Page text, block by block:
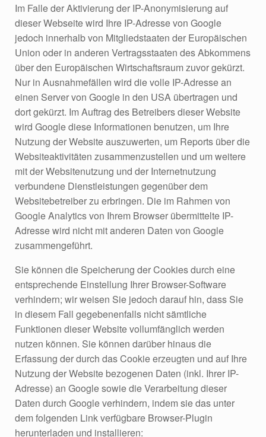
Im Falle der Aktivierung der IP-Anonymisierung auf
dieser Webseite wird Ihre IP-Adresse von Google
jedoch innerhalb von Mitgliedstaaten der Europäischen
Union oder in anderen Vertragsstaaten des Abkommens
über den Europäischen Wirtschaftsraum zuvor gekürzt.
Nur in Ausnahmefällen wird die volle IP-Adresse an
einen Server von Google in den USA übertragen und
dort gekürzt. Im Auftrag des Betreibers dieser Website
wird Google diese Informationen benutzen, um Ihre
Nutzung der Website auszuwerten, um Reports über die
Websiteaktivitäten zusammenzustellen und um weitere
mit der Websitenutzung und der Internetnutzung
verbundene Dienstleistungen gegenüber dem
Websitebetreiber zu erbringen. Die im Rahmen von
Google Analytics von Ihrem Browser übermittelte IP-
Adresse wird nicht mit anderen Daten von Google
zusammengeführt.
Sie können die Speicherung der Cookies durch eine
entsprechende Einstellung Ihrer Browser-Software
verhindern; wir weisen Sie jedoch darauf hin, dass Sie
in diesem Fall gegebenenfalls nicht sämtliche
Funktionen dieser Website vollumfänglich werden
nutzen können. Sie können darüber hinaus die
Erfassung der durch das Cookie erzeugten und auf Ihre
Nutzung der Website bezogenen Daten (inkl. Ihrer IP-
Adresse) an Google sowie die Verarbeitung dieser
Daten durch Google verhindern, indem sie das unter
dem folgenden Link verfügbare Browser-Plugin
herunterladen und installieren: